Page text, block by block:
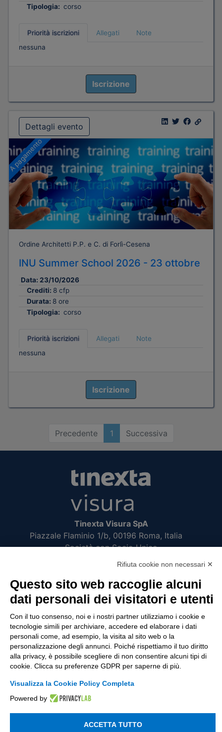
Tipologia: corso
Priorità iscrizioni Allegati
Note
nessuna
Iscrizione
Dettagli evento
A pagamento
Ordine Architetti P.P. e C. di Forlì-Cesena
INU Summer School 2026 - 23 ottobre
Data: 23/10/2026
Crediti: 8 cfp
Durata: 8 ore
Tipologia: corso
Priorità iscrizioni Allegati
Note
nessuna
Iscrizione
Precedente 1 Successiva
Tinexta Visura SpA
Piazzale Flaminio 1/b, 00196 Roma, Italia
Società con Socio Unico
Società soggetta alla direzione e coordinamento
P.IVA 05338771008 REA n. 877679
UTILITÀ
Recupero Password
Verifica attestato di presenza
POLICIES AND TERMS
Informativa cookie
© 2003 - 2026 Tinexta Visura S.p.A.
Rifiuta cookie non necessari ✕
Questo sito web raccoglie alcuni
dati personali dei visitatori e utenti
Con il tuo consenso, noi e i nostri partner utilizziamo i cookie e
tecnologie simili per archiviare, accedere ed elaborare i dati
personali come, ad esempio, la visita al sito web o la
personalizzazione degli annunci. Poiché rispettiamo il tuo diritto
alla privacy, è possibile scegliere di non consentire alcuni tipi di
cookie. Clicca su preferenze GDPR per saperne di più.
Visualizza la Cookie Policy Completa
Powered by
ACCETTA TUTTO